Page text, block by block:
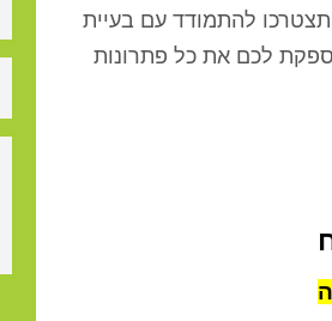
להתמודד עם בעיית
לכם את כל פתרונות